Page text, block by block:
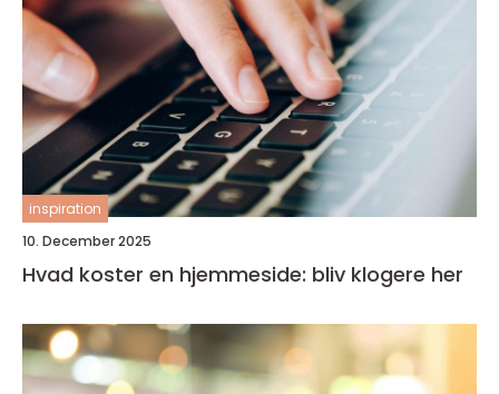
inspiration
10. December 2025
Hvad koster en hjemmeside: bliv klogere her